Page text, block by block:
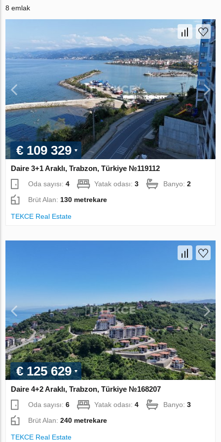
8 emlak
€ 109 329
Daire 3+1 Araklı, Trabzon, Türkiye №119112
Oda sayısı:4 Yatak odası:3 Banyo:2
Brüt Alan: 130 metrekare
TEKCE Real Estate
€ 125 629
Daire 4+2 Araklı, Trabzon, Türkiye №168207
Oda sayısı:6 Yatak odası:4 Banyo:3
Brüt Alan:240 metrekare
TEKCE Real Estate